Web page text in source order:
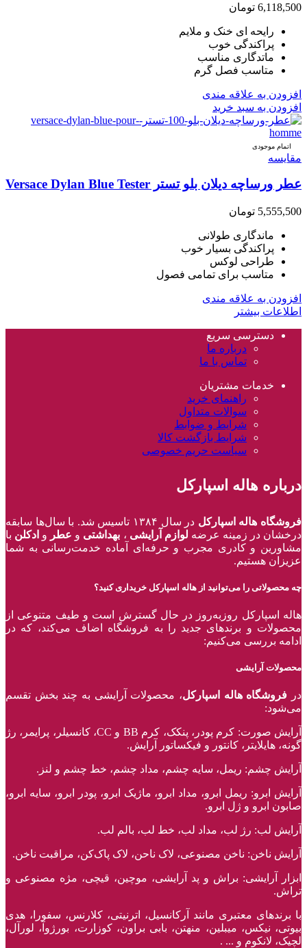
6,118,500 تومان
رایحه ای خنک و ملایم
پراکندگی خوب
ماتدگاری مناسب
متاسب فصل گرم
افزودن به علاقه مندی
افزودن به سبد خرید
اتمام موجودی
مقایسه
عطر ورساچه دیلان بلو تستر Versace Dylan Blue Tester
5,555,500 تومان
ماندگاری طولانی
پراکندگی بسیار خوب
طراحی لوکس
متاسب برای تمامی فصول
افزودن به علاقه مندی
اطلاعات بیشتر
دسترسی سریع
درباره ما
تماس با ما
خدمات مشتریان
راهنمای خرید
سوالات متداول
شرایط و ضوابط
شرایط بازگشت کالا
سیاست حریم خصوصی
درباره هاله اسپارکل
فروشگاه هاله اسپارکل
در سال ۱۳۸۴ تاسیس شد. با سال‌ها سابقه
درخشان در زمینه عرضه لوازم آرایشی ، بهداشتی و عطر و ادکلن با
مشاورین و کادری مجرب و حرفه‌ای آماده خدمت‌رسانی به شما
عزیزان هستیم.
چه محصولاتی را می‌توانید از هاله اسپارکل خریداری کنید؟
هاله اسپارکل روزبه‌روز در حال گسترش است و طیف متنوعی از
محصولات و برند‌های جدید را به فروشگاه اضاف می‌کند، که در
ادامه بررسی می‌کنیم:
محصولات آرایشی
در فروشگاه هاله اسپارکل، محصولات آرایشی به چند بخش تقسم
می‌شود:
آرایش صورت: کرم پودر، پنکک، کرم BB و CC، کانسیلر، پرایمر، رژ‌
گونه، هایلایتر، کانتور و فیکساتور آرایش.
آرایش چشم: ریمل، سایه چشم، مداد چشم، خط چشم و لنز.
آرایش ابرو: ریمل ابرو، مداد ابرو، ماژیک ابرو، پودر ابرو، سایه ابرو،
صابون ابرو و ژل ابرو.
آرایش لب: رژ لب، مداد لب، خط لب، بالم لب.
آرایش ناخن: ناخن مصنوعی، لاک ناحن، لاک پاک‌کن، مراقبت ناخن.
ابزار آرایشی: براش و پد آرایشی، موچین، قیچی، مژه مصنوعی و
تراش.
با برند‌های معتبری مانند آرکانسیل، اترنیتی، کلارنس، سفورا، هدی
بیوتی، نیکس، میبلین، منهتن، بابی براون، کوزارت، بورژوآ، لورآل،
لچیک، لانکوم و ... .